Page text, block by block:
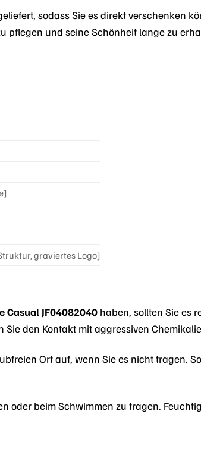
sodass Sie es direkt verschenken
pflegen und seine Schönheit lange zu
graviertes Logo]
Casual JF04082040 haben, sollten Sie es
den Kontakt mit aggressiven
Ort auf, wenn Sie es nicht tragen.
oder beim Schwimmen zu tragen.